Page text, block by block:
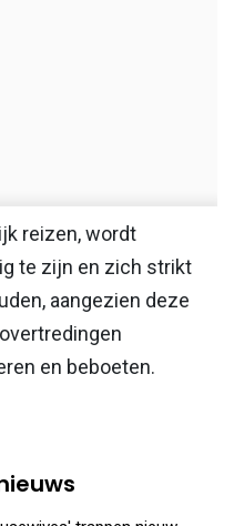
reizen, wordt
te zijn en zich strikt
aangezien deze
en beboeten.